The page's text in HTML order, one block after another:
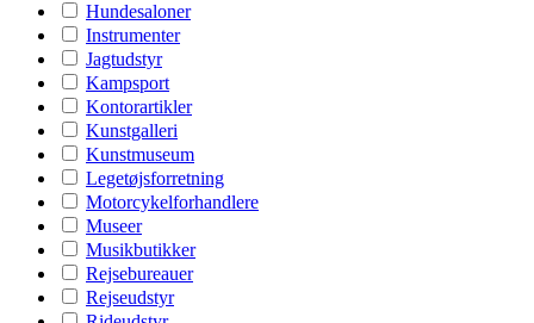
Hundesaloner
Instrumenter
Jagtudstyr
Kampsport
Kontorartikler
Kunstgalleri
Kunstmuseum
Legetøjsforretning
Motorcykelforhandlere
Museer
Musikbutikker
Rejsebureauer
Rejseudstyr